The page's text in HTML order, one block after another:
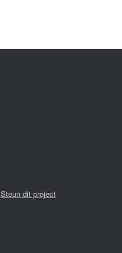
Steun dit project